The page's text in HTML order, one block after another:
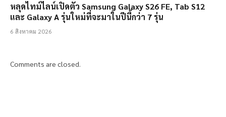
หลุดไทม์ไลน์เปิดตัว Samsung Galaxy S26 FE, Tab S12
และ Galaxy A รุ่นใหม่ที่จะมาในปีนี้กว่า 7 รุ่น
6 สิงหาคม 2026
Comments are closed.